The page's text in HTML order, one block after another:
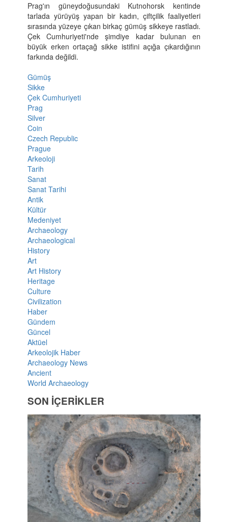
Prag'ın güneydoğusundaki Kutnohorsk kentinde
tarlada yürüyüş yapan bir kadın, çiftçilik faaliyetleri
sırasında yüzeye çıkan birkaç gümüş sikkeye rastladı.
Çek Cumhuriyeti'nde şimdiye kadar bulunan en
büyük erken ortaçağ sikke istifini açığa çıkardığının
farkında değildi.
Gümüş
Sikke
Çek Cumhuriyeti
Prag
Silver
Coin
Czech Republic
Prague
Arkeoloji
Tarih
Sanat
Sanat Tarihi
Antik
Kültür
Medeniyet
Archaeology
Archaeological
History
Art
Art History
Heritage
Culture
Civilization
Haber
Gündem
Güncel
Aktüel
Arkeolojik Haber
Archaeology News
Ancient
World Archaeology
SON İÇERİKLER